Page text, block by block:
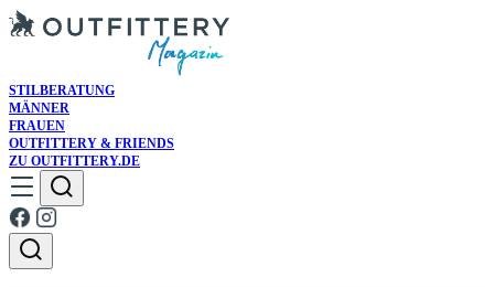
STILBERATUNG
MÄNNER
FRAUEN
OUTFITTERY & FRIENDS
ZU OUTFITTERY.DE